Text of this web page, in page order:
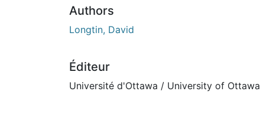
Authors
Longtin, David
Éditeur
Université d'Ottawa / University of Ottawa